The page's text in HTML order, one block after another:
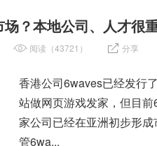
？本地公司、人才很
阅读（43721） 分享
香港公司6waves已经发行
站做网页游戏发家，但目
家公司已经在亚洲初步形
管6wa...